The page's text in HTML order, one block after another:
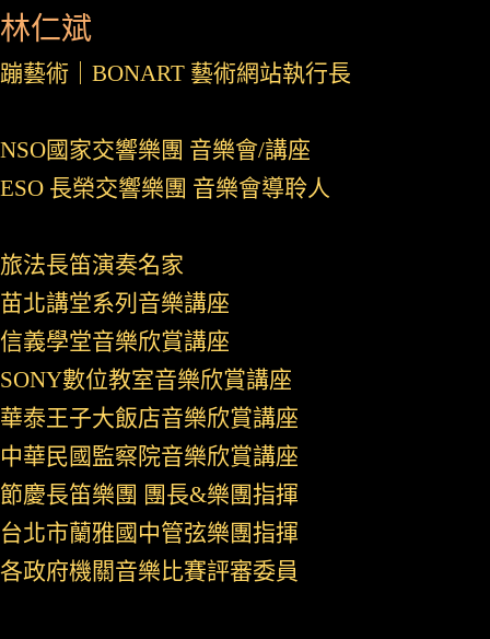
林仁斌
蹦藝術｜BONART 藝術網站執行長
NSO國家交響樂團 音樂會/講座
ESO 長榮交響樂團 音樂會導聆人
旅法長笛演奏名家
苗北講堂系列音樂講座
信義學堂音樂欣賞講座
SONY數位教室音樂欣賞講座
華泰王子大飯店音樂欣賞講座
中華民國監察院音樂欣賞講座
節慶長笛樂團 團長&樂團指揮
台北市蘭雅國中管弦樂團指揮
各政府機關音樂比賽評審委員